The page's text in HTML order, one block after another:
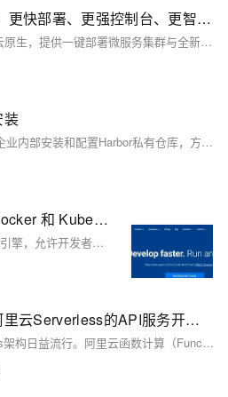
Dubbo 云原生重构出击：更快部署、更强控制台、更智能运维
Apache Dubbo 最新升级支持云原生，提供一键部署微服务集群与全新可视化控制台，提升全生命周期管理体验，助力企业高效构建云原生应用。
装
通过以上步骤，您可以成功在企业内部安装和配置Harbor私有仓库，方便地管理和分发Docker镜像。Harbor不仅提供了基础的镜像管理功能，还增强了安全性、身份管理和审计功能，使其成为企业级容器镜像管理的理想选择。
容器化时代的领航者：Docker 和 Kubernetes 云原生时代的黄金搭档
Docker 是一种开源的应用容器引擎，允许开发者将应用程序及其依赖打包成可移植的镜像，并在任何支持 Docker 的平台上运行。其核心概念包括镜像、容器和仓库。镜像是只读的文件系统，容器是镜像的运行实例，仓库用于存储和分发镜像。Kubernetes（k8s）则是容器集群管理系统，提供自动化部署、扩展和维护等功能，支持服务发现、负载均衡、自动伸缩等特性。两者结合使用，可以实现高效的容器化应用管理和运维。Docker 主要用于单主机上的容器管理，而 Kubernetes 则专注于跨多主机的容器编排与调度。尽管 k8s 逐渐减少了对 Docker 作为容器运行时的支持，但 Doc
云原生应用实战：基于阿里云Serverless的API服务开发与部署
随着云计算的发展，Serverless架构日益流行。阿里云函数计算（Function Compute）作为Serverless服务，让开发者无需管理服务器即可运行代码，按需付费，简化开发运维流程。本文从零开始，介绍如何使用阿里云函数计算开发简单的API服务，并探讨其核心优势与最佳实践。通过Python示例，演示创建、部署及优化API的过程，涵盖环境准备、代码实现、性能优化和安全管理等内容，帮助读者快速上手Serverless开发。